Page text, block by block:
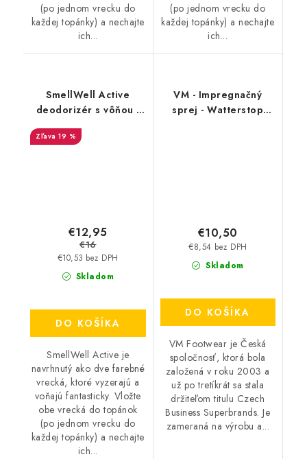
(po jednom vrecku do
každej topánky) a nechajte
ich...
(po jednom vrecku do
každej topánky) a nechajte
ich...
SmellWell Active
deodorizér s vôňou -
19 %
Skladom
€10,53 bez DPH
€12,95
€16
DO KOŠÍKA
SmellWell Active je
navrhnutý ako dve farebné
vrecká, ktoré vyzerajú a
voňajú fantasticky. Vložte
obe vrecká do topánok
(po jednom vrecku do
každej topánky) a nechajte
ich...
VM - Impregnačný
sprej - Watterstop
Skladom
€8,54 bez DPH
€10,50
DO KOŠÍKA
VM Footwear je Česká
spoločnosť, ktorá bola
založená v roku 2003 a
už po tretíkrát sa stala
držiteľom titulu Czech
Business Superbrands. Je
zameraná na výrobu a...